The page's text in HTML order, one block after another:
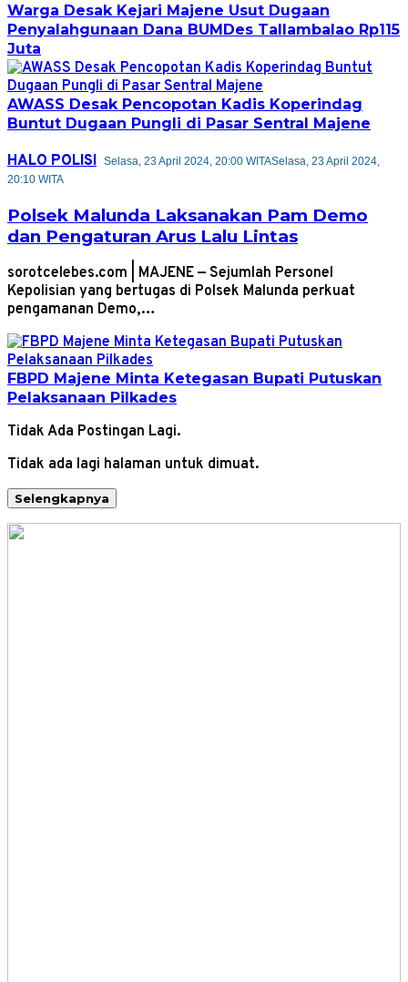
Warga Desak Kejari Majene Usut Dugaan
Penyalahgunaan Dana BUMDes Tallambalao Rp115
Juta
AWASS Desak Pencopotan Kadis Koperindag
Buntut Dugaan Pungli di Pasar Sentral Majene
HALO POLISI Selasa, 23 April 2024, 20:00 WITASelasa, 23 April 2024,
20:10 WITA
Polsek Malunda Laksanakan Pam Demo
dan Pengaturan Arus Lalu Lintas
sorotcelebes.com | MAJENE — Sejumlah Personel
Kepolisian yang bertugas di Polsek Malunda perkuat
pengamanan Demo,…
FBPD Majene Minta Ketegasan Bupati Putuskan
Pelaksanaan Pilkades
Tidak Ada Postingan Lagi.
Tidak ada lagi halaman untuk dimuat.
Selengkapnya